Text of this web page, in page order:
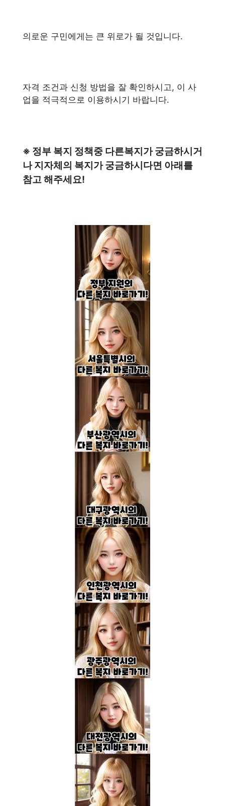
의로운 구민에게는 큰 위로가 될 것입니다.
자격 조건과 신청 방법을 잘 확인하시고, 이 사
업을 적극적으로 이용하시기 바랍니다.
※ 정부 복지 정책중 다른복지가 궁금하시거
나 지자체의 복지가 궁금하시다면 아래를
참고 해주세요!